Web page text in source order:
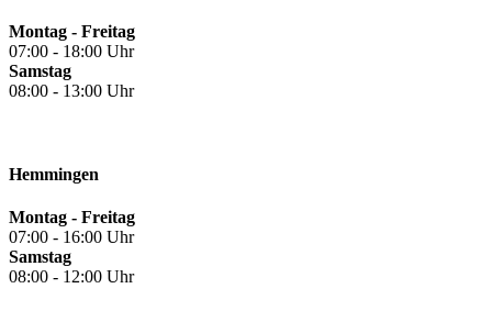
Montag - Freitag
07:00 - 18:00 Uhr
Samstag
08:00 - 13:00 Uhr
Hemmingen
Montag - Freitag
07:00 - 16:00 Uhr
Samstag
08:00 - 12:00 Uhr